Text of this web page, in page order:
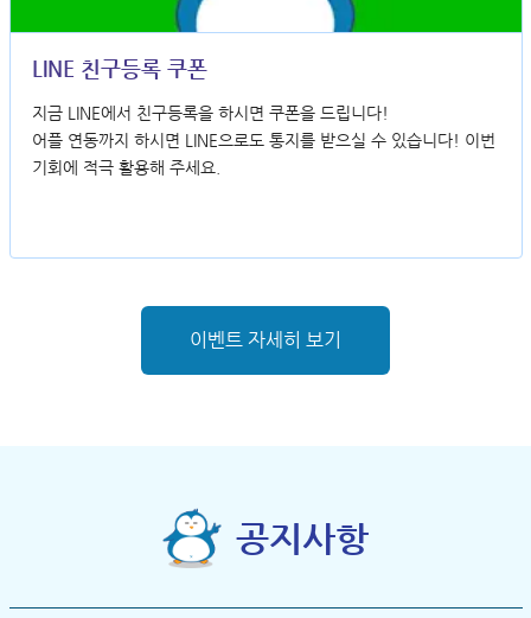
LINE 친구등록 쿠폰
지금 LINE에서 친구등록을 하시면 쿠폰을 드립니다!
어플 연동까지 하시면 LINE으로도 통지를 받으실 수 있습니다! 이번
기회에 적극 활용해 주세요.
이벤트 자세히 보기
공지사항